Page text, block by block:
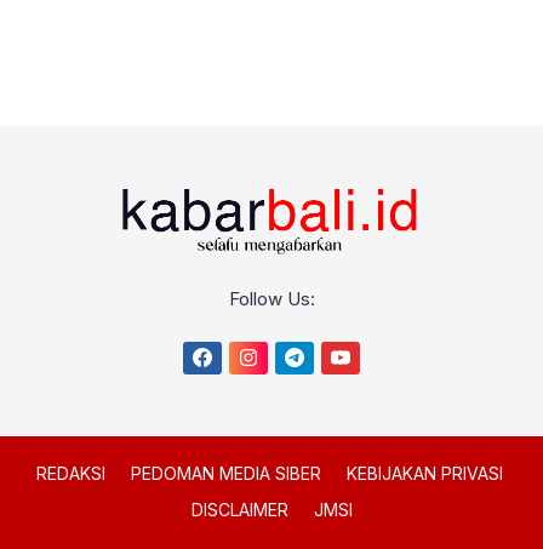
Follow Us:
REDAKSI PEDOMAN MEDIA SIBER
KEBIJAKAN PRIVASI
DISCLAIMER
JMSI